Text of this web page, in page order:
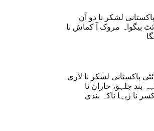
لشکر نا دو آن
بیگواہ مروک آ کماش نا
ئٹی پاکستانی لشکر نا لاری
بند جلہو، خاران نا
نا زیہا ناکہ بندی